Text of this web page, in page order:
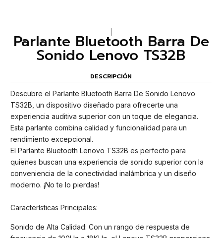
Parlante Bluetooth Barra De
Sonido Lenovo TS32B
DESCRIPCIÓN
Descubre el Parlante Bluetooth Barra De Sonido Lenovo
TS32B, un dispositivo diseñado para ofrecerte una
experiencia auditiva superior con un toque de elegancia.
Esta parlante combina calidad y funcionalidad para un
rendimiento excepcional.
El Parlante Bluetooth Lenovo TS32B es perfecto para
quienes buscan una experiencia de sonido superior con la
conveniencia de la conectividad inalámbrica y un diseño
moderno. ¡No te lo pierdas!
Características Principales:
Sonido de Alta Calidad: Con un rango de respuesta de